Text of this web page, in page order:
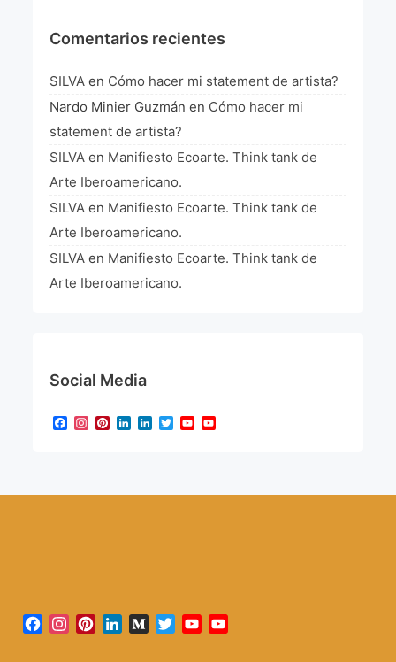
Comentarios recientes
SILVA en Cómo hacer mi statement de artista?
Nardo Minier Guzmán en Cómo hacer mi
statement de artista?
SILVA en Manifiesto Ecoarte. Think tank de
Arte Iberoamericano.
SILVA en Manifiesto Ecoarte. Think tank de
Arte Iberoamericano.
SILVA en Manifiesto Ecoarte. Think tank de
Arte Iberoamericano.
Social Media
Facebook
Instagram
Pinterest
LinkedIn
LinkedIn
TwitterYouTube
Facebook
Instagram
PinterestLinkedInMediumTwitterYouTube